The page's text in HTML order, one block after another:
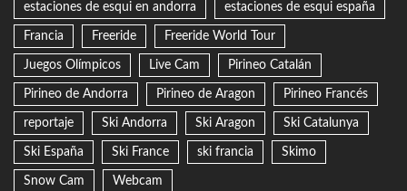
estaciones de esqui en andorra estaciones de esqui españa
Francia Freeride Freeride World Tour
Juegos Olímpicos Live Cam Pirineo Catalán
Pirineo de Andorra Pirineo de Aragon Pirineo Francés
reportaje Ski Andorra Ski Aragon Ski Catalunya
Ski España Ski France ski francia Skimo
Snow Cam Webcam